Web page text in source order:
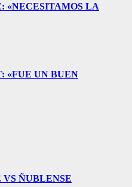
«NECESITAMOS LA
«FUE UN BUEN
ÑUBLENSE